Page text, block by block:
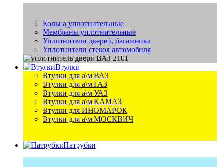
Кольца уплотнительные
Мембраны уплотнительные
Уплотнители дверей, багажника
Уплотнители стекол автомобиля
Втулки
Втулки для а\м ВАЗ
Втулки для а\м ГАЗ
Втулки для а\м УАЗ
Втулки для а\м КАМАЗ
Втулки для ИНОМАРОК
Втулки для а\м МОСКВИЧ
Патрубки